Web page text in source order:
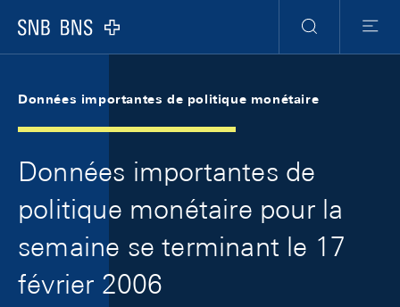
Logo
RechercheMenu
Données importantes de politique monétaire
Données importantes de
politique monétaire pour la
semaine se terminant le 17
février 2006